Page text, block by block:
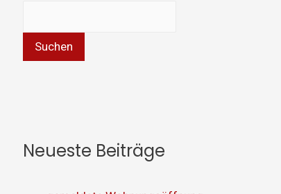
Suchen
Neueste Beiträge